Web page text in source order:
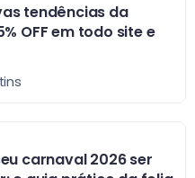
tendências da
OFF em todo site e
carnaval 2026 ser